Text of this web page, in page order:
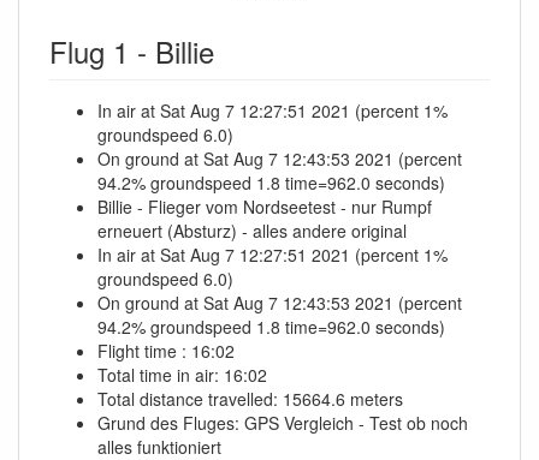
Flug 1 - Billie
In air at Sat Aug 7 12:27:51 2021 (percent 1%
groundspeed 6.0)
On ground at Sat Aug 7 12:43:53 2021 (percent
94.2% groundspeed 1.8 time=962.0 seconds)
Billie - Flieger vom Nordseetest - nur Rumpf
erneuert (Absturz) - alles andere original
In air at Sat Aug 7 12:27:51 2021 (percent 1%
groundspeed 6.0)
On ground at Sat Aug 7 12:43:53 2021 (percent
94.2% groundspeed 1.8 time=962.0 seconds)
Flight time : 16:02
Total time in air: 16:02
Total distance travelled: 15664.6 meters
Grund des Fluges: GPS Vergleich - Test ob noch
alles funktioniert